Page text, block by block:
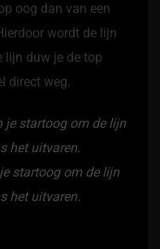
oog dan van een
wordt de lijn
lijn duw je de top
direct weg.
startoog om de lijn
het uitvaren.